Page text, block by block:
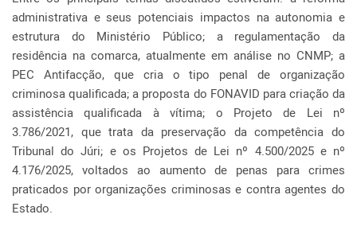
administrativa e seus potenciais impactos na autonomia e
estrutura do Ministério Público; a regulamentação da
residência na comarca, atualmente em análise no CNMP; a
PEC Antifacção, que cria o tipo penal de organização
criminosa qualificada; a proposta do FONAVID para criação da
assistência qualificada à vítima; o Projeto de Lei nº
3.786/2021, que trata da preservação da competência do
Tribunal do Júri; e os Projetos de Lei nº 4.500/2025 e nº
4.176/2025, voltados ao aumento de penas para crimes
praticados por organizações criminosas e contra agentes do
Estado.